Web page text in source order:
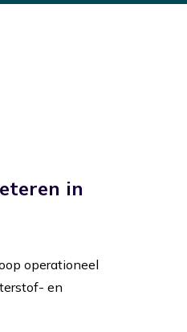
in
operationeel
en